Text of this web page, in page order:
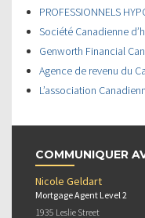
PROFESSIONNELS
Société Canadienne
Genworth Financial
Agence de revenu du
L’association
COMMUNIQUER
Nicole Geldart
Mortgage Agent Level 2
1935 Leslie Street